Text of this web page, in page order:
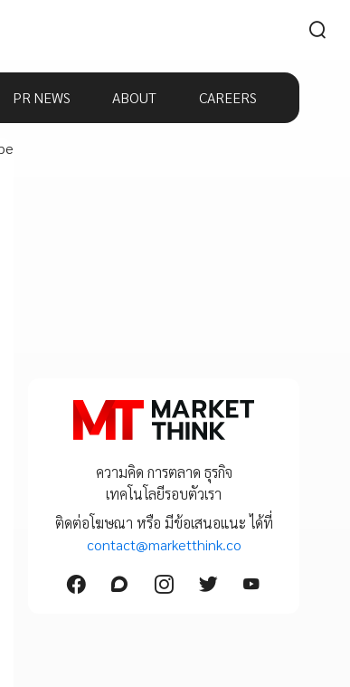
PR NEWS ABOUT CAREERS
ความคิด การตลาด ธุรกิจ
เทคโนโลยีรอบตัวเรา
ติดต่อโฆษณา หรือ มีข้อเสนอแนะ ได้ที่
contact@marketthink.co